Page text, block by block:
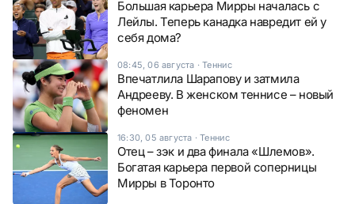
Большая карьера Мирры началась с
Лейлы. Теперь канадка навредит ей у
себя дома?
08:45, 06 августа ·Теннис
Впечатлила Шарапову и затмила
Андрееву. В женском теннисе – новый
феномен
16:30, 05 августа ·Теннис
Отец – зэк и два финала «Шлемов».
Богатая карьера первой соперницы
Мирры в Торонто